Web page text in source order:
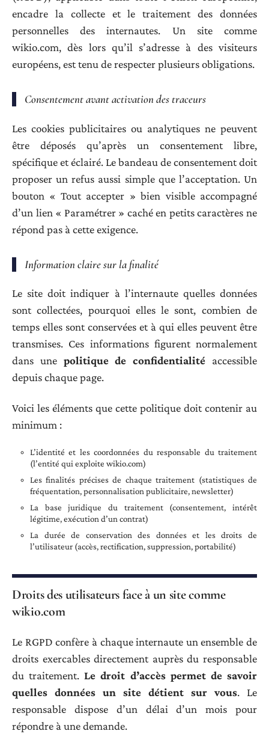
encadre la collecte et le traitement des données
personnelles des internautes. Un site comme
wikio.com, dès lors qu’il s’adresse à des visiteurs
européens, est tenu de respecter plusieurs obligations.
Consentement avant activation des traceurs
Les cookies publicitaires ou analytiques ne peuvent
être déposés qu’après un consentement libre,
spécifique et éclairé. Le bandeau de consentement doit
proposer un refus aussi simple que l’acceptation. Un
bouton « Tout accepter » bien visible accompagné
d’un lien « Paramétrer » caché en petits caractères ne
répond pas à cette exigence.
Information claire sur la finalité
Le site doit indiquer à l’internaute quelles données
sont collectées, pourquoi elles le sont, combien de
temps elles sont conservées et à qui elles peuvent être
transmises. Ces informations figurent normalement
dans une politique de confidentialité accessible
depuis chaque page.
Voici les éléments que cette politique doit contenir au
minimum :
L’identité et les coordonnées du responsable du traitement
(l’entité qui exploite wikio.com)
Les finalités précises de chaque traitement (statistiques de
fréquentation, personnalisation publicitaire, newsletter)
La base juridique du traitement (consentement, intérêt
légitime, exécution d’un contrat)
La durée de conservation des données et les droits de
l’utilisateur (accès, rectification, suppression, portabilité)
Droits des utilisateurs face à un site comme
wikio.com
Le RGPD confère à chaque internaute un ensemble de
droits exercables directement auprès du responsable
du traitement.Le droit d’accès permet de savoir
quelles données un site détient sur vous. Le
responsable dispose d’un délai d’un mois pour
répondre à une demande.